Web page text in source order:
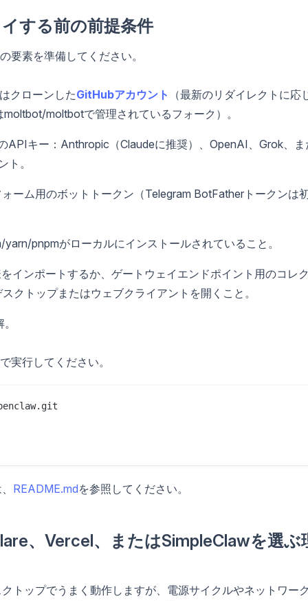
する前の前提条件
要素を準備してください。
クローンしたGitHubアカウント
（最新のリダイレクトに応
moltbotで管理されているフォーク）。
APIキー：Anthropic（Claudeに推奨）、OpenAI、Grok、ま
。
ーム用のボットトークン（Telegram BotFatherトークンは
pnpmがローカルにインストールされていること。
インポートするか、ゲートウェイエンドポイント用のコレ
スクトップまたはウェブクライアントを開くこと。
実行してください。
README.mdを参照してください。
、Vercel、またはSimpleClawを選ぶ
トップでうまく動作しますが、電源サイクルやネットワー